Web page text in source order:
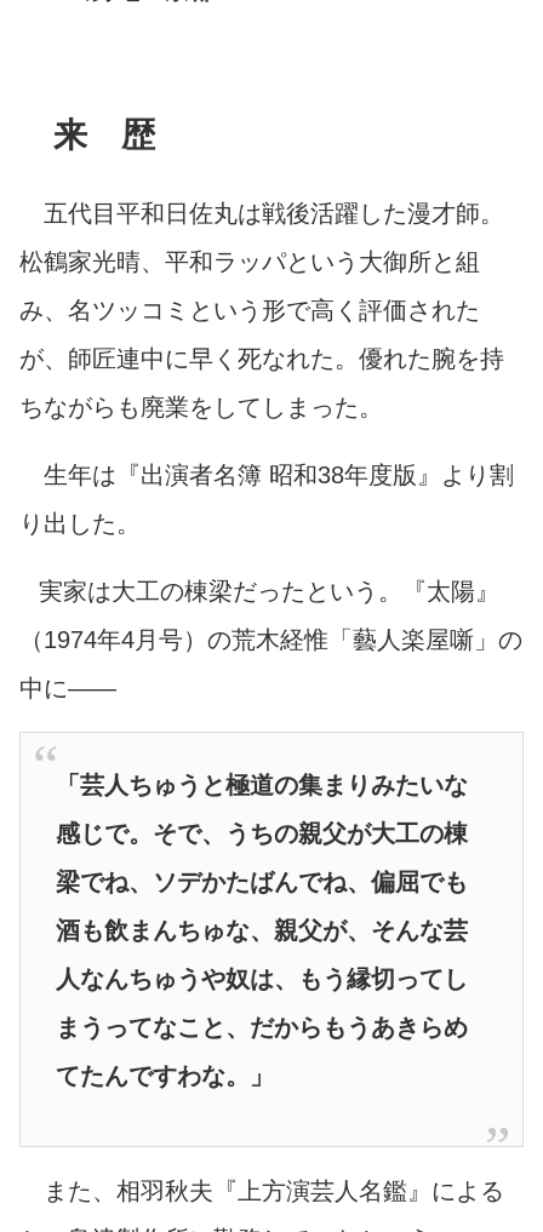
来 歴
五代目平和日佐丸は戦後活躍した漫才師。
松鶴家光晴、平和ラッパという大御所と組
み、名ツッコミという形で高く評価された
が、師匠連中に早く死なれた。優れた腕を持
ちながらも廃業をしてしまった。
生年は『出演者名簿 昭和38年度版』より割
り出した。
実家は大工の棟梁だったという。『太陽』
（1974年4月号）の荒木経惟「藝人楽屋噺」の
中に――
「芸人ちゅうと極道の集まりみたいな
感じで。そで、うちの親父が大工の棟
梁でね、ソデかたばんでね、偏屈でも
酒も飲まんちゅな、親父が、そんな芸
人なんちゅうや奴は、もう縁切ってし
まうってなこと、だからもうあきらめ
てたんですわな。」
また、相羽秋夫『上方演芸人名鑑』による